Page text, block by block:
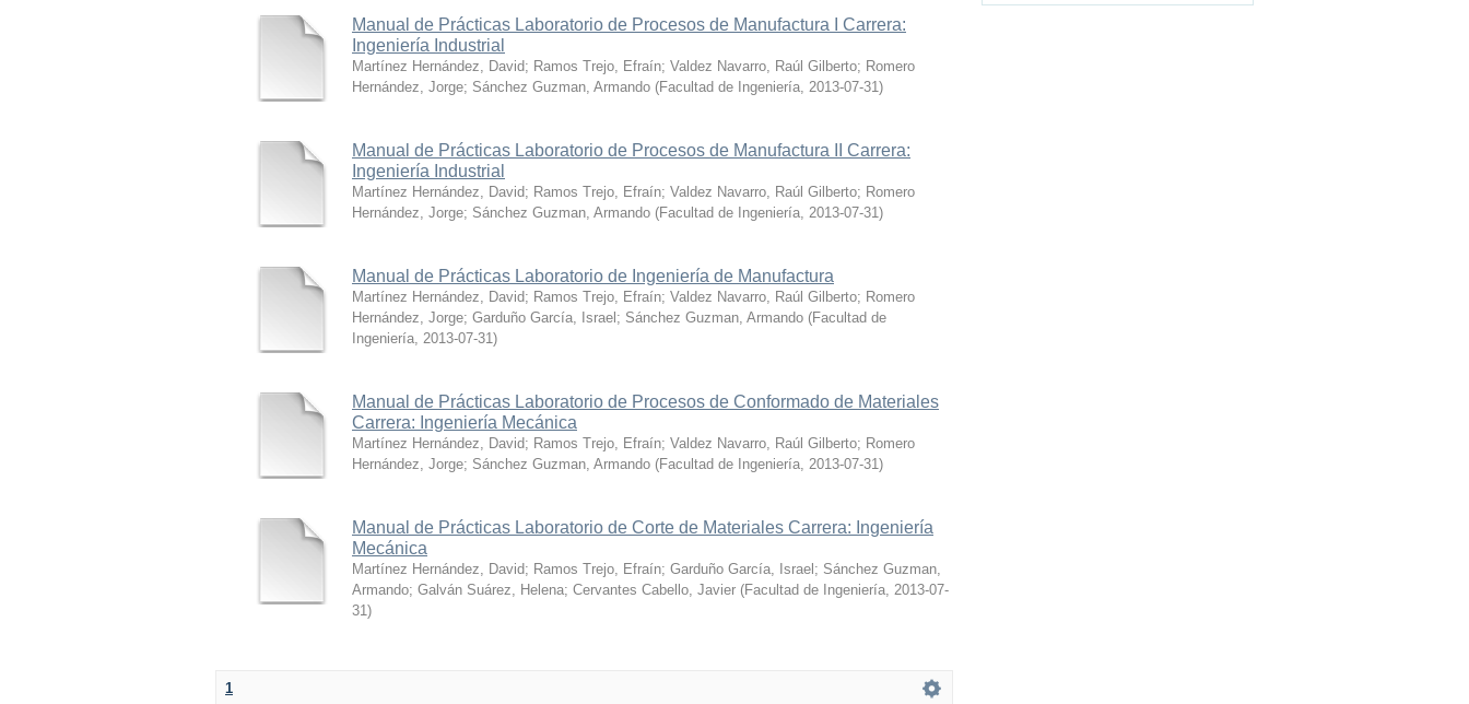
Manual de Prácticas Laboratorio de Procesos de Manufactura I Carrera:
Ingeniería Industrial
Martínez Hernández, David; Ramos Trejo, Efraín; Valdez Navarro, Raúl Gilberto; Romero
Hernández, Jorge; Sánchez Guzman, Armando (Facultad de Ingeniería, 2013-07-31)
Manual de Prácticas Laboratorio de Procesos de Manufactura II Carrera:
Ingeniería Industrial
Martínez Hernández, David; Ramos Trejo, Efraín; Valdez Navarro, Raúl Gilberto; Romero
Hernández, Jorge; Sánchez Guzman, Armando (Facultad de Ingeniería, 2013-07-31)
Manual de Prácticas Laboratorio de Ingeniería de Manufactura
Martínez Hernández, David; Ramos Trejo, Efraín; Valdez Navarro, Raúl Gilberto; Romero
Hernández, Jorge; Garduño García, Israel ; Sánchez Guzman, Armando (Facultad de
Ingeniería, 2013-07-31)
Manual de Prácticas Laboratorio de Procesos de Conformado de Materiales
Carrera: Ingeniería Mecánica
Martínez Hernández, David; Ramos Trejo, Efraín; Valdez Navarro, Raúl Gilberto; Romero
Hernández, Jorge; Sánchez Guzman, Armando (Facultad de Ingeniería, 2013-07-31)
Manual de Prácticas Laboratorio de Corte de Materiales Carrera: Ingeniería
Mecánica
Martínez Hernández, David; Ramos Trejo, Efraín; Garduño García, Israel ; Sánchez Guzman,
Armando; Galván Suárez, Helena; Cervantes Cabello, Javier (Facultad de Ingeniería, 2013-07-
31)
1